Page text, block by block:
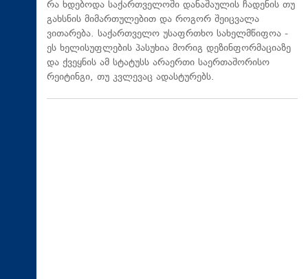
რა ხდებოდა საქართველოში დანაშაულის ჩადენის თუ
გახსნის მიმართულებით და როგორ შეიცვალა
ვითარება. საქართველო უსაფრთხო სახელმწიფოა -
ეს ხელისუფლების პასუხია მორიგ დეზინფორმაციაზე
და ქვეყნის ამ სტატუსს არაერთი საერთაშორისო
რეიტინგი, თუ კვლევაც ადასტურებს.